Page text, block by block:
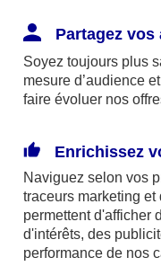
disponibles sur
AXA France
mandataires
246 et n°13
sur
AXA Assistance
S.A au capital
Partagez vos
Soyez toujours plus
mesure d’audience
faire évoluer nos
Enrichissez
Naviguez selon vos
traceurs marketing
permettent d'afficher
d'intérêts, des
performance de nos